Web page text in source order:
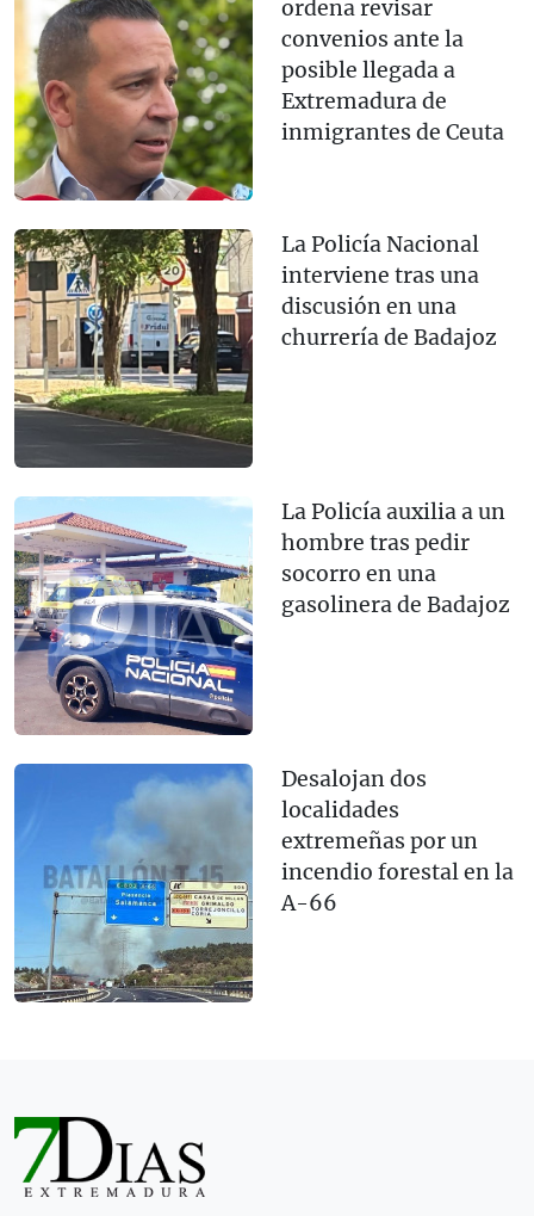
ordena revisar
convenios ante la
posible llegada a
Extremadura de
inmigrantes de Ceuta
La Policía Nacional
interviene tras una
discusión en una
churrería de Badajoz
La Policía auxilia a un
hombre tras pedir
socorro en una
gasolinera de Badajoz
Desalojan dos
localidades
extremeñas por un
incendio forestal en la
A-66